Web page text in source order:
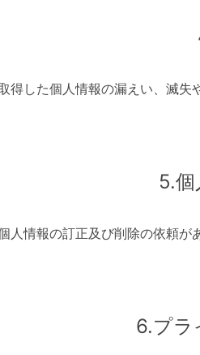
得した個人情報の漏えい、滅失
5.
人情報の訂正及び削除の依頼
6.プラ